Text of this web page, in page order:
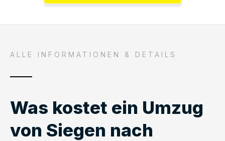
ALLE INFORMATIONEN & DETAILS
Was kostet ein Umzug
von Siegen nach